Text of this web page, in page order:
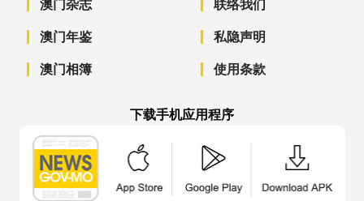
澳门杂志
澳门年鉴
澳门相簿
联络我们
私隐声明
使用条款
下载手机应用程序